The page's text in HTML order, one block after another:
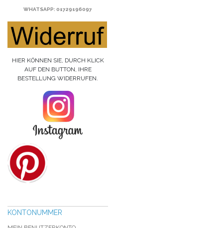
WHATSAPP: 01729196097
HIER KÖNNEN SIE, DURCH KLICK
AUF DEN BUTTON, IHRE
BESTELLUNG WIDERRUFEN.
KONTONUMMER